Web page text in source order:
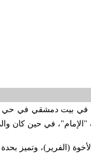
في بيت دمشقي في حي
"الإمام"، في حين كان
(الفرير)، وتميز